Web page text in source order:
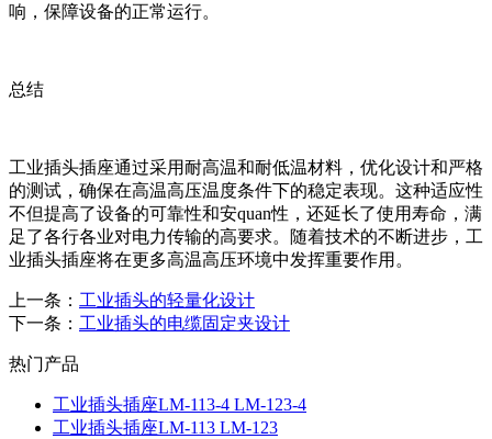
响，保障设备的正常运行。
总结
工业插头插座通过采用耐高温和耐低温材料，优化设计和严格
的测试，确保在高温高压温度条件下的稳定表现。这种适应性
不但提高了设备的可靠性和安quan性，还延长了使用寿命，满
足了各行各业对电力传输的高要求。随着技术的不断进步，工
业插头插座将在更多高温高压环境中发挥重要作用。
上一条： 工业插头的轻量化设计
下一条： 工业插头的电缆固定夹设计
热门产品
工业插头插座LM-113-4 LM-123-4
工业插头插座LM-113 LM-123